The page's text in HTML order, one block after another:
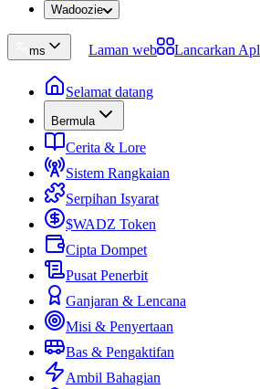
Wadoozie
ms Laman web Lancarkan Apl
Selamat datang
Bermula
Cerita & Lore
Sistem Rangkaian
Serpihan Isyarat
$WADZ Token
Cipta Dompet
Pusat Penerbit
Ganjaran & Lencana
Misi & Penyertaan
Bas & Pengaktifan
Ambil Bahagian